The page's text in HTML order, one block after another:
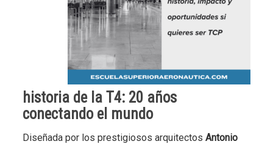
historia de la T4: 20 años
conectando el mundo
Diseñada por los prestigiosos arquitectos Antonio